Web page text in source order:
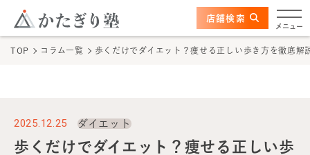
このページの本文へ
メニュー
かたぎり塾について 店舗検索
TOP コラム一覧 歩くだけでダイエット？痩せる正しい歩き方を徹底解
2025.12.25 ダイエット
歩くだけでダイエット？痩せる正しい歩